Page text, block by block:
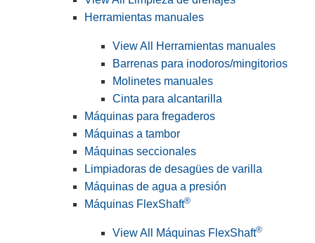
Herramientas manuales
View All Herramientas manuales
Barrenas para inodoros/mingitorios
Molinetes manuales
Cinta para alcantarilla
Máquinas para fregaderos
Máquinas a tambor
Máquinas seccionales
Limpiadoras de desagües de varilla
Máquinas de agua a presión
Máquinas FlexShaft®
View All Máquinas FlexShaft®